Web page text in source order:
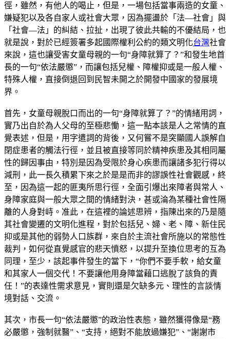
徑，雖然，有他人的喝止，但是，一場包括當事兩造的女童、
嫌疑犯以及各自家人或社會大眾，因為擺盪於「法—社會」與
「社會—法」的糾結、拉扯，出現了彼此共輸的不優結局，也
就是說，對於已經簽署多起國際權利公約的類文明化台灣社會
來說，這也讓受害女童母親的一句“身障就算了？”和發生地首
長的一句“依法嚴懲”，而讓包括兒權、障權抑或是一般人權、
特殊人權，直接倒退回到民智未開之於開發中國家的發展境
界。
首先，女童母親脫口而出的一句“身障就算了？”的情緒用詞，
實乃出自於為人父母的至極悲慟，這一點本該是人之常情的直
覺表述，但是，用字遣詞的背後，又何嘗不是突顯國人誤解自
閉症患者的觸法行徑，並且被直接等同於精神疾患及其相同屬
性的歸因事由，特別是因為受限於身心疾患而讓諸多犯行得以
減刑，此一長久積累下來之於是是而非的謬誤性社會觀感，終
至，因為這一起的匪夷所思行徑，全面引爆出來障者與常人、
身障家庭與一般大眾之間的情緒對決，甚或淪為某種社會性隔
離的人身對峙。准此，在這裡的論述思辨，指陳出來的乃是隨
其社會變遷的文明化進程，對於包括兒、婦、老、障、新住民
抑或是其他的弱勢人口族群，來自於主流社會所施以的常態性
裁判，如何從直覺感官的悲天憤怒，以提升至換位思考的互為
同理，至少，該起事件發生的當下，“你們不要手軟，給女童
和其家人一個交代！不要讓他用身障當藉口逃脫了該負的責
任！”的表達性需求意見，實則還是欠缺多元、理性的言談情
境對話、交流。
其次，市長一句“依法嚴懲”的政治性表態，雖然獲得像是“務
必嚴懲，強制就醫”、“支持，絕對不能放過嫌犯”、“謝謝市